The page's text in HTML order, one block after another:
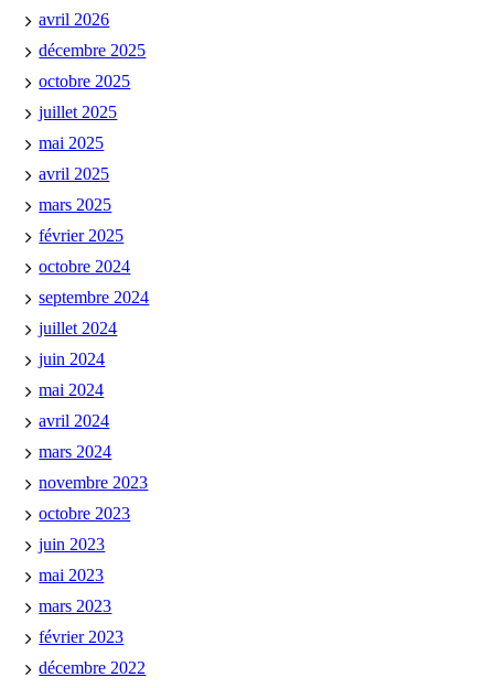
avril 2026
décembre 2025
octobre 2025
juillet 2025
mai 2025
avril 2025
mars 2025
février 2025
octobre 2024
septembre 2024
juillet 2024
juin 2024
mai 2024
avril 2024
mars 2024
novembre 2023
octobre 2023
juin 2023
mai 2023
mars 2023
février 2023
décembre 2022